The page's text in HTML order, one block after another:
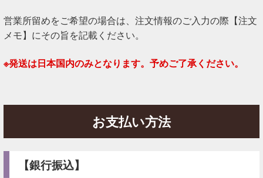
営業所留めをご希望の場合は、注文情報のご入力の際【注文
メモ】にその旨を記載ください。
※発送は日本国内のみとなります。予めご了承ください。
お支払い方法
【銀行振込】